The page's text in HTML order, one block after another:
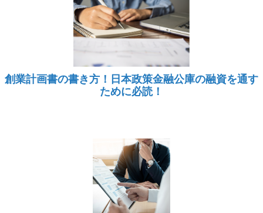
創業計画書の書き方！日本政策金融公庫の融資を通す
ために必読！